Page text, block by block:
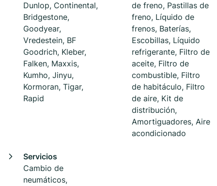
Dunlop, Continental,
Bridgestone,
Goodyear,
Vredestein, BF
Goodrich, Kleber,
Falken, Maxxis,
Kumho, Jinyu,
Kormoran, Tigar,
Rapid
de freno, Pastillas de
freno, Líquido de
frenos, Baterías,
Escobillas, Líquido
refrigerante, Filtro de
aceite, Filtro de
combustible, Filtro
de habitáculo, Filtro
de aire, Kit de
distribución,
Amortiguadores, Aire
acondicionado
Servicios
Cambio de
neumáticos,